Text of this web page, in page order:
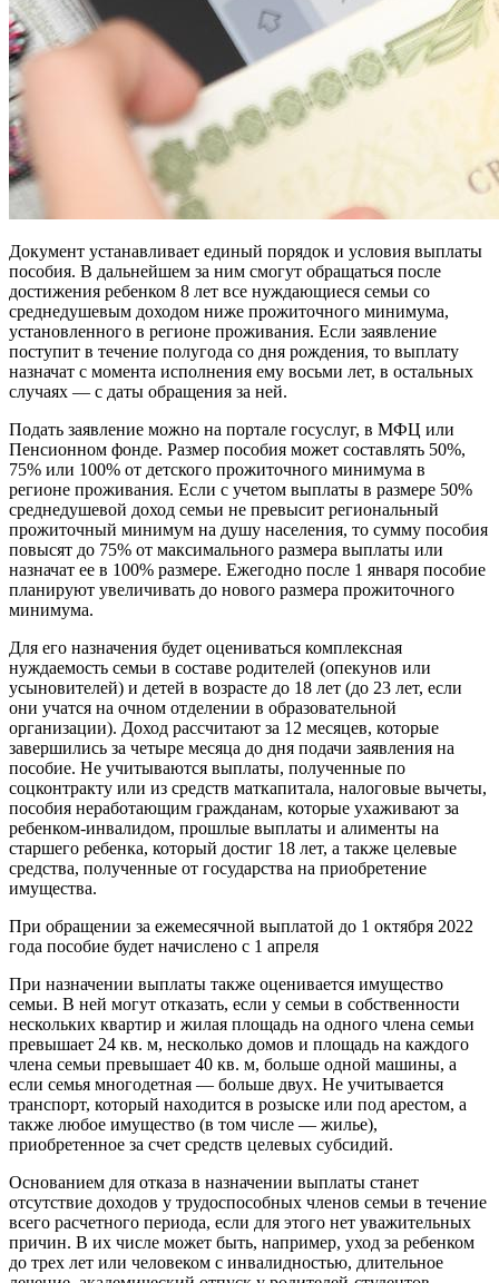
Документ устанавливает единый порядок и условия выплаты
пособия. В дальнейшем за ним смогут обращаться после
достижения ребенком 8 лет все нуждающиеся семьи со
среднедушевым доходом ниже прожиточного минимума,
установленного в регионе проживания. Если заявление
поступит в течение полугода со дня рождения, то выплату
назначат с момента исполнения ему восьми лет, в остальных
случаях — с даты обращения за ней.
Подать заявление можно на портале госуслуг, в МФЦ или
Пенсионном фонде. Размер пособия может составлять 50%,
75% или 100% от детского прожиточного минимума в
регионе проживания. Если с учетом выплаты в размере 50%
среднедушевой доход семьи не превысит региональный
прожиточный минимум на душу населения, то сумму пособия
повысят до 75% от максимального размера выплаты или
назначат ее в 100% размере. Ежегодно после 1 января пособие
планируют увеличивать до нового размера прожиточного
минимума.
Для его назначения будет оцениваться комплексная
нуждаемость семьи в составе родителей (опекунов или
усыновителей) и детей в возрасте до 18 лет (до 23 лет, если
они учатся на очном отделении в образовательной
организации). Доход рассчитают за 12 месяцев, которые
завершились за четыре месяца до дня подачи заявления на
пособие. Не учитываются выплаты, полученные по
соцконтракту или из средств маткапитала, налоговые вычеты,
пособия неработающим гражданам, которые ухаживают за
ребенком-инвалидом, прошлые выплаты и алименты на
старшего ребенка, который достиг 18 лет, а также целевые
средства, полученные от государства на приобретение
имущества.
При обращении за ежемесячной выплатой до 1 октября 2022
года пособие будет начислено с 1 апреля
При назначении выплаты также оценивается имущество
семьи. В ней могут отказать, если у семьи в собственности
нескольких квартир и жилая площадь на одного члена семьи
превышает 24 кв. м, несколько домов и площадь на каждого
члена семьи превышает 40 кв. м, больше одной машины, а
если семья многодетная — больше двух. Не учитывается
транспорт, который находится в розыске или под арестом, а
также любое имущество (в том числе — жилье),
приобретенное за счет средств целевых субсидий.
Основанием для отказа в назначении выплаты станет
отсутствие доходов у трудоспособных членов семьи в течение
всего расчетного периода, если для этого нет уважительных
причин. В их числе может быть, например, уход за ребенком
до трех лет или человеком с инвалидностью, длительное